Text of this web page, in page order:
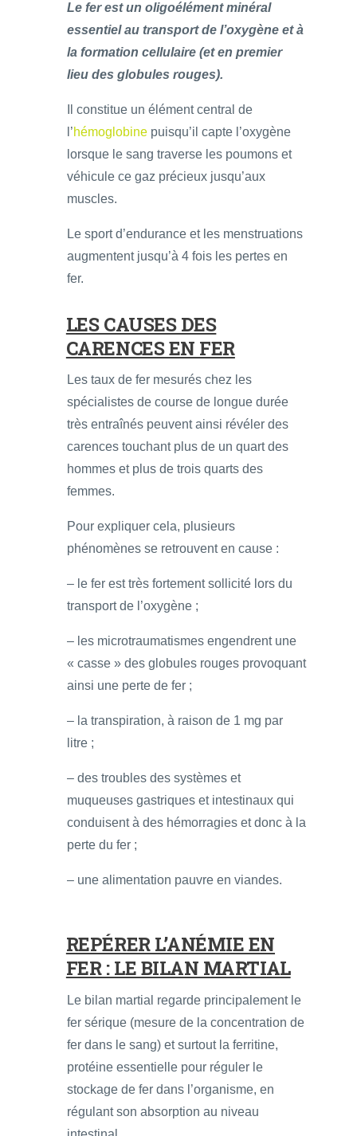
Le fer est un oligoélément minéral
essentiel au transport de l’oxygène et à
la formation cellulaire (et en premier
lieu des globules rouges).
Il constitue un élément central de
l’hémoglobine puisqu’il capte l’oxygène
lorsque le sang traverse les poumons et
véhicule ce gaz précieux jusqu’aux
muscles.
Le sport d’endurance et les menstruations
augmentent jusqu’à 4 fois les pertes en
fer.
LES CAUSES DES
CARENCES EN FER
Les taux de fer mesurés chez les
spécialistes de course de longue durée
très entraînés peuvent ainsi révéler des
carences touchant plus de un quart des
hommes et plus de trois quarts des
femmes.
Pour expliquer cela, plusieurs
phénomènes se retrouvent en cause :
– le fer est très fortement sollicité lors du
transport de l’oxygène ;
– les microtraumatismes engendrent une
« casse » des globules rouges provoquant
ainsi une perte de fer ;
– la transpiration, à raison de 1 mg par
litre ;
– des troubles des systèmes et
muqueuses gastriques et intestinaux qui
conduisent à des hémorragies et donc à la
perte du fer ;
– une alimentation pauvre en viandes.
REPÉRER L’ANÉMIE EN
FER : LE BILAN MARTIAL
Le bilan martial regarde principalement le
fer sérique (mesure de la concentration de
fer dans le sang) et surtout la ferritine,
protéine essentielle pour réguler le
stockage de fer dans l’organisme, en
régulant son absorption au niveau